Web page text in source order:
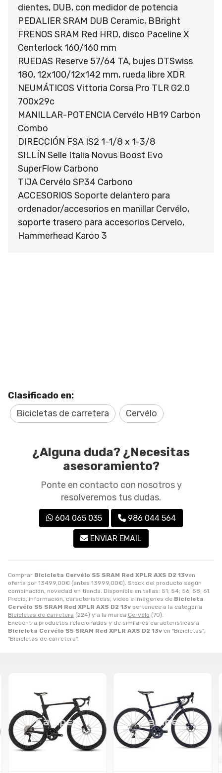
Comprar Bicicleta Cervélo S5 SRAM Red XPLR AXS D2 13ven
oferta por 13499,00€ (antes 13999,00€). Stock del producto según
combinación, novedad en tienda. Disponible en tallas: 51; 54; 56; 58; 61.
Precio, información, características, video e imágenes de Bicicleta
Cervélo S5 SRAM Red XPLR AXS D2 13v pertenece a la categoría
Bicicletas de carretera (224) y a la marca Cervélo (70).
Encuentra productos relacionados y de similares características a
Bicicleta Cervélo S5 SRAM Red XPLR AXS D2 13v en "Bicicletas",
"Bicicletas de carretera".
dientes, DUB, con medidor de potencia
PEDALIER SRAM DUB Ceramic, BBright
FRENOS SRAM Red HRD, disco Paceline X
Centerlock 160/160 mm
RUEDAS Reserve 57/64 TA, bujes DTSwiss
180, 12x100/12x142 mm, rueda libre XDR
NEUMÁTICOS Vittoria Corsa Pro TLR G2.0
700x29c
MANILLAR-POTENCIA Cervélo HB19 Carbon
Combo
DIRECCIÓN FSA IS2 1-1/8 x 1-3/8
SILLÍN Selle Italia Novus Boost Evo
SuperFlow Carbono
TIJA Cervélo SP34 Carbono
ACCESORIOS Soporte delantero para
ordenador/accesorios en manillar Cervélo,
soporte trasero para accesorios Cervelo,
Hammerhead Karoo 3
Clasificado en:
Bicicletas de carretera
Cervélo
¿Alguna duda? ¿Necesitas
asesoramiento?
Ponte en contacto con nosotros y
resolveremos tus dudas.
604 065 035 986 044 564
ENVIAR EMAIL